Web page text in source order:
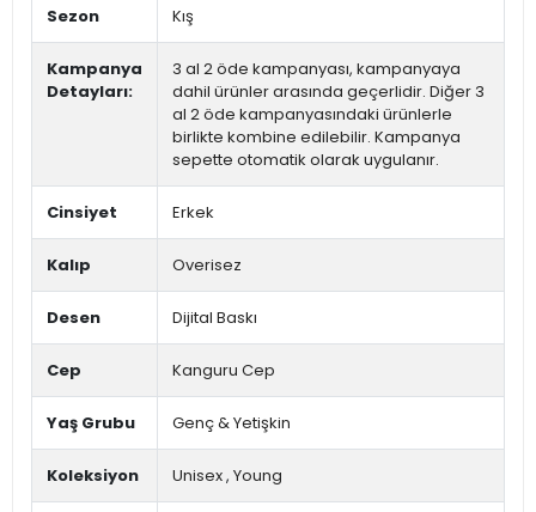
Sezon Kış
Kampanya
Detayları:
3 al 2 öde kampanyası, kampanyaya
dahil ürünler arasında geçerlidir. Diğer 3
al 2 öde kampanyasındaki ürünlerle
birlikte kombine edilebilir. Kampanya
sepette otomatik olarak uygulanır.
Cinsiyet Erkek
Kalıp Overisez
Desen Dijital Baskı
Cep Kanguru Cep
Yaş Grubu Genç & Yetişkin
Koleksiyon Unisex, Young